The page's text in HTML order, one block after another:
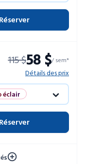
Réserver
115 $58 $/ sem*
Détails des prix
éclair
Réserver